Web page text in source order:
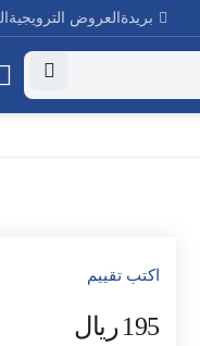
العروض الترويجية بريدة
اكتب تقييم
ريال‍195‍